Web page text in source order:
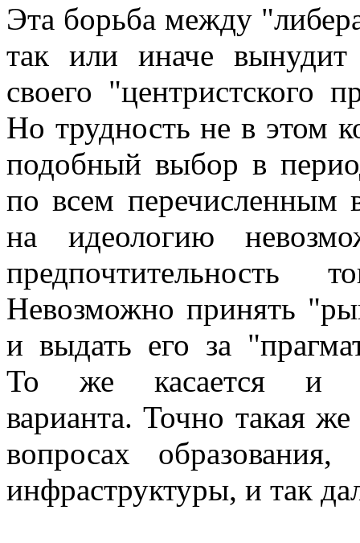
Эта борьба между
так или иначе вынудит
своего "центристского
Но трудность не в этом
подобный выбор в
по всем
на идеологию
Невозможно принять
и выдать его за
То же касается и
варианта. Точно такая
вопросах образования,
инфраструктуры, и так